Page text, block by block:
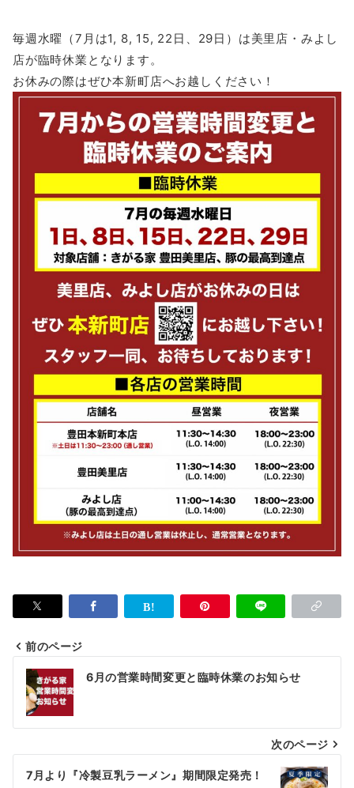
毎週水曜（7月は1, 8, 15, 22日、29日）は美里店・みよし
店が臨時休業となります。
お休みの際はぜひ本新町店へお越しください！
投
稿
ナ
ビ
ゲ
前のページ
6月の営業時間変更と臨時休業のお知らせ
次のページ
7月より『冷製豆乳ラーメン』期間限定発売！